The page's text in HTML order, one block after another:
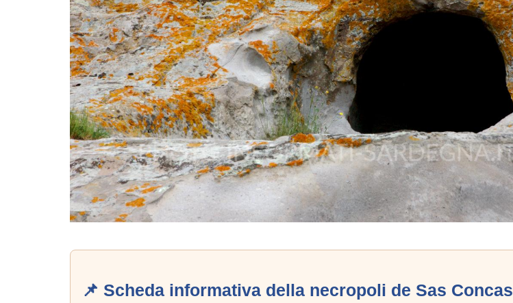
📌 Scheda informativa della necropoli de Sas Concas